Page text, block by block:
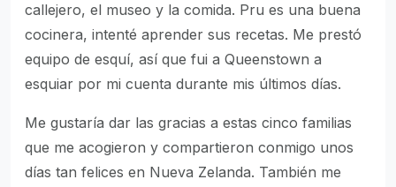
callejero, el museo y la comida. Pru es una buena
cocinera, intenté aprender sus recetas. Me prestó
equipo de esquí, así que fui a Queenstown a
esquiar por mi cuenta durante mis últimos días.
Me gustaría dar las gracias a estas cinco familias
que me acogieron y compartieron conmigo unos
días tan felices en Nueva Zelanda. También me